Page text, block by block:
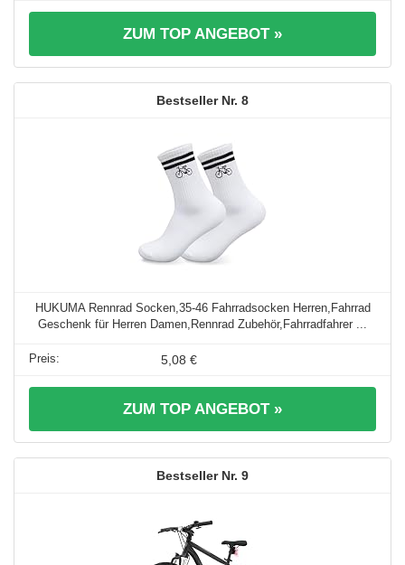
ZUM TOP ANGEBOT »
8
HUKUMA Rennrad Socken,35-46 Fahrradsocken Herren,Fahrrad
Geschenk für Herren Damen,Rennrad Zubehör,Fahrradfahrer ...
5,08 €
ZUM TOP ANGEBOT »
9